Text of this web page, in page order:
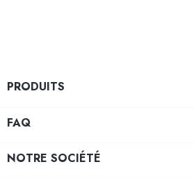
PRODUITS
FAQ
NOTRE SOCIÉTÉ